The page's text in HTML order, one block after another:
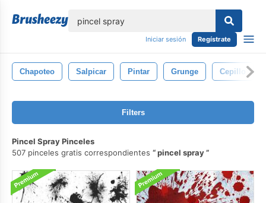
Iniciar sesión Regístrate
Chapoteo Salpicar Pintar Grunge Cepillo
Filters
Pincel Spray Pinceles
507 pinceles gratis correspondientes
pincel spray